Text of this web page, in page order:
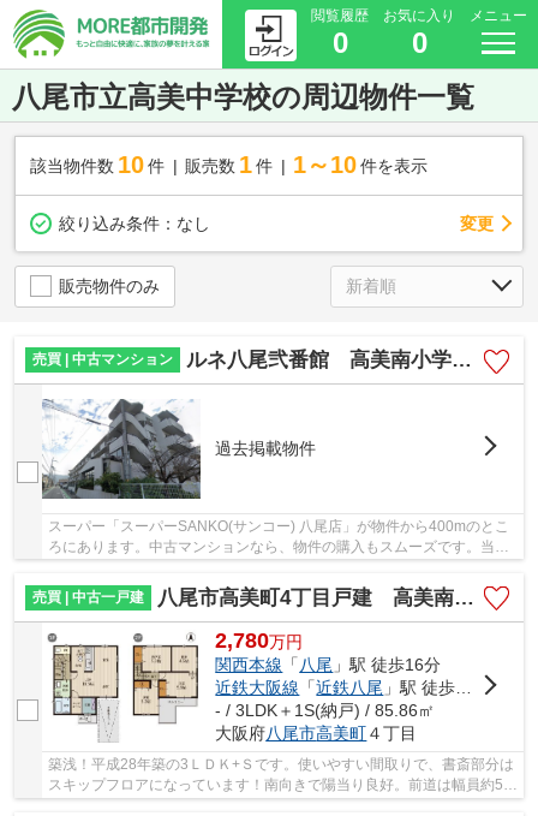
閲覧履歴
0
お気に入り
0
メニュー
八尾市立高美中学校の周辺物件一覧
該当物件数 10件 販売数 1 件 1～10 件を表示
絞り込み条件： なし 変更
販売物件のみ
売買 | 中古マンション ルネ八尾弐番館 高美南小学校区 JR八尾駅
過去掲載物件
スーパー「スーパーSANKO(サンコー) 八尾店」が物件から400mのとこ
ろにあります。中古マンションなら、物件の購入もスムーズです。当社
売買 | 中古一戸建
八尾市高美町4丁目戸建 高美南小学校区 ＪＲ八尾駅
2,780万円
関西本線 「八尾 」駅 徒歩16分
近鉄大阪線 「近鉄八尾 」駅 徒歩22分
- / 3LDK＋1S(納戸) / 85.86㎡
大阪府八尾市高美町４丁目
築浅！平成28年築の3ＬＤＫ+Ｓです。使いやすい間取りで、書斎部分は
スキップフロアになっています！南向きで陽当り良好。前道は幅員約5ｍ